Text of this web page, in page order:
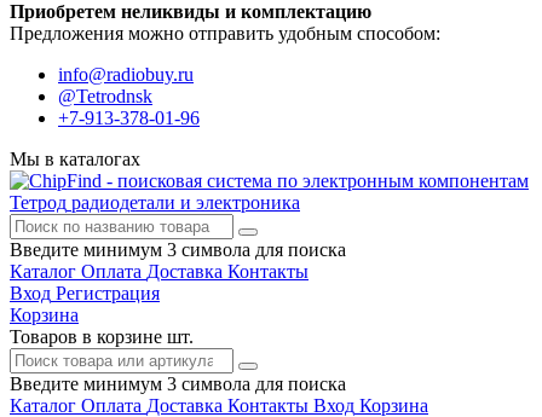
Приобретем неликвиды и комплектацию
Предложения можно отправить удобным способом:
info@radiobuy.ru
@Tetrodnsk
+7-913-378-01-96
Мы в каталогах
Тетрод радиодетали и электроника
Введите минимум 3 символа для поиска
Каталог Оплата Доставка Контакты
Вход Регистрация
Корзина
Товаров в корзине шт.
Введите минимум 3 символа для поиска
Каталог Оплата Доставка Контакты Вход Корзина